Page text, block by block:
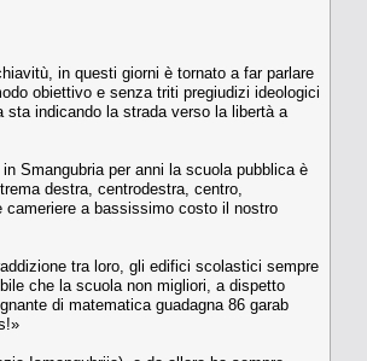
in questi giorni è tornato a far parlare
obiettivo e senza triti pregiudizi ideologici
sta indicando la strada verso la libertà a
Smangubria per anni la scuola pubblica è
destra, centrodestra, centro,
a bassissimo costo il nostro
tra loro, gli edifici scolastici sempre
che la scuola non migliori, a dispetto
di matematica guadagna 86 garab